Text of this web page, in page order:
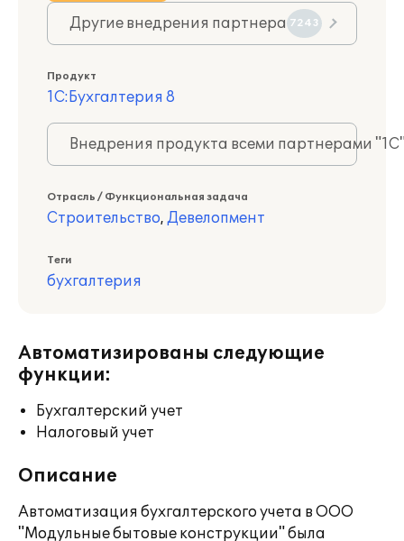
Другие внедрения партнера 7243
Продукт
1С:Бухгалтерия 8
Внедрения продукта всеми партнерами
Отрасль / Функциональная задача
Строительство, Девелопмент
Теги
бухгалтерия
Автоматизированы следующие
функции:
Бухгалтерский учет
Налоговый учет
Описание
Автоматизация бухгалтерского учета в ООО
"Модульные бытовые конструкции" была